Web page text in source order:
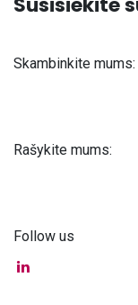
Skambinkite mums:
Rašykite mums:
Follow us